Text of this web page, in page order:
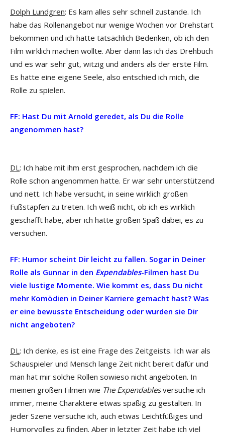
Dolph Lundgren: Es kam alles sehr schnell zustande. Ich
habe das Rollenangebot nur wenige Wochen vor Drehstart
bekommen und ich hatte tatsächlich Bedenken, ob ich den
Film wirklich machen wollte. Aber dann las ich das Drehbuch
und es war sehr gut, witzig und anders als der erste Film.
Es hatte eine eigene Seele, also entschied ich mich, die
Rolle zu spielen.
FF: Hast Du mit Arnold geredet, als Du die Rolle
angenommen hast?
DL : Ich habe mit ihm erst gesprochen, nachdem ich die
Rolle schon angenommen hatte. Er war sehr unterstützend
und nett. Ich habe versucht, in seine wirklich großen
Fußstapfen zu treten. Ich weiß nicht, ob ich es wirklich
geschafft habe, aber ich hatte großen Spaß dabei, es zu
versuchen.
FF: Humor scheint Dir leicht zu fallen. Sogar in Deiner
Rolle als Gunnar in den Expendables-Filmen hast Du
viele lustige Momente. Wie kommt es, dass Du nicht
mehr Komödien in Deiner Karriere gemacht hast? Was
er eine bewusste Entscheidung oder wurden sie Dir
nicht angeboten?
DL : Ich denke, es ist eine Frage des Zeitgeists. Ich war als
Schauspieler und Mensch lange Zeit nicht bereit dafür und
man hat mir solche Rollen sowieso nicht angeboten. In
meinen großen Filmen wie The Expendablesversuche ich
immer, meine Charaktere etwas spaßig zu gestalten. In
jeder Szene versuche ich, auch etwas Leichtfüßiges und
Humorvolles zu finden. Aber in letzter Zeit habe ich viel